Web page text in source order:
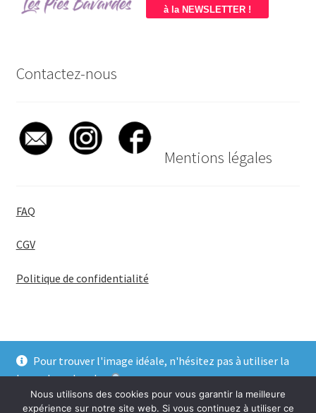
Pour trouver l'image idéale, n'hésitez pas à utiliser la
barre de recherche
Ignorer
à la NEWSLETTER !
Contactez-nous
Mentions légales
FAQ
CGV
Politique de confidentialité
© BadgeGirl® 2026
Nous utilisons des cookies pour vous garantir la meilleure
expérience sur notre site web. Si vous continuez à utiliser ce